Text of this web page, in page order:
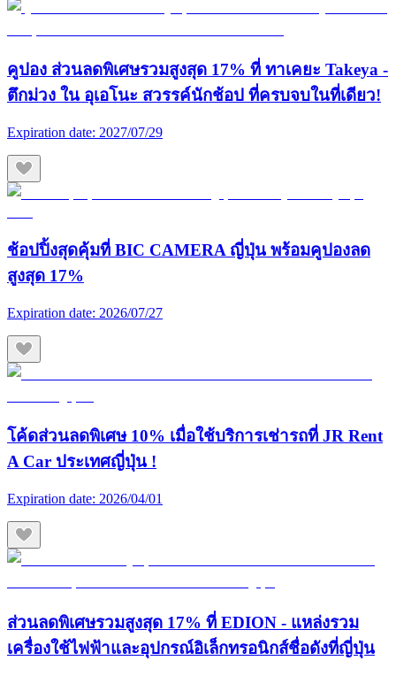
คูปอง ส่วนลดพิเศษรวมสูงสุด 17% ที่ ทาเคยะ Takeya -
ตึกม่วง ใน อุเอโนะ สวรรค์นักช้อป ที่ครบจบในที่เดียว!
Expiration date: 2027/07/29
ช้อปปิ้งสุดคุ้มที่ BIC CAMERA ญี่ปุ่น พร้อมคูปองลด
สูงสุด 17%
Expiration date: 2026/07/27
โค้ดส่วนลดพิเศษ 10% เมื่อใช้บริการเช่ารถที่ JR Rent
A Car ประเทศญี่ปุ่น !
Expiration date: 2026/04/01
ส่วนลดพิเศษรวมสูงสุด 17% ที่ EDION - แหล่งรวม
เครื่องใช้ไฟฟ้าและอุปกรณ์อิเล็กทรอนิกส์ชื่อดังที่ญี่ปุ่น